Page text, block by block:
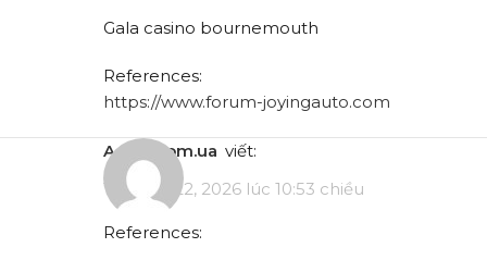
Gala casino bournemouth
References:
https://www.forum-joyingauto.com
a-taxi.com.ua viết:
Tháng 5 22, 2026 lúc 10:53 chiều
References: